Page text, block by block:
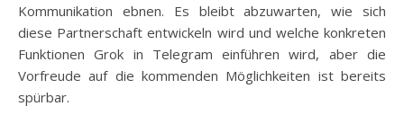
Kommunikation ebnen. Es bleibt abzuwarten, wie sich
diese Partnerschaft entwickeln wird und welche konkreten
Funktionen Grok in Telegram einführen wird, aber die
Vorfreude auf die kommenden Möglichkeiten ist bereits
spürbar.